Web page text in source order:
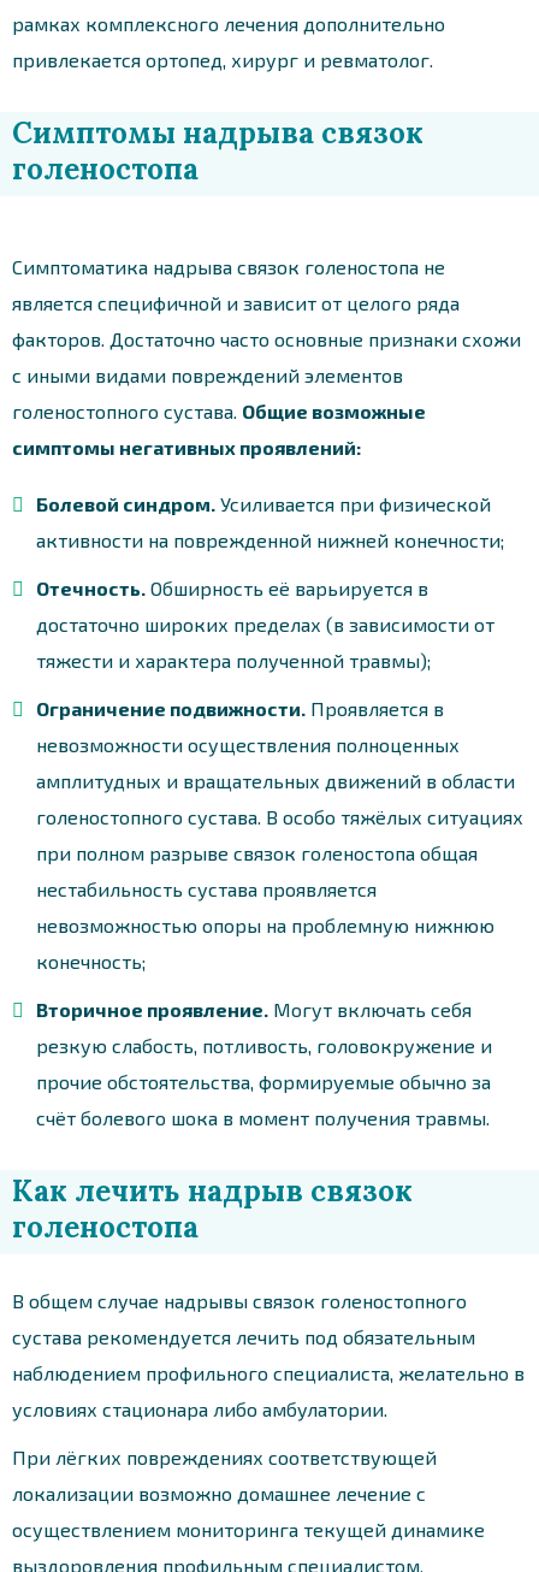
рамках комплексного лечения дополнительно
привлекается ортопед, хирург и ревматолог.
Симптомы надрыва связок
голеностопа
Симптоматика надрыва связок голеностопа не
является специфичной и зависит от целого ряда
факторов. Достаточно часто основные признаки схожи
с иными видами повреждений элементов
голеностопного сустава. Общие возможные
симптомы негативных проявлений:
Болевой синдром. Усиливается при физической
активности на поврежденной нижней конечности;
Отечность. Обширность её варьируется в
достаточно широких пределах (в зависимости от
тяжести и характера полученной травмы);
Ограничение подвижности. Проявляется в
невозможности осуществления полноценных
амплитудных и вращательных движений в области
голеностопного сустава. В особо тяжёлых ситуациях
при полном разрыве связок голеностопа общая
нестабильность сустава проявляется
невозможностью опоры на проблемную нижнюю
конечность;
Вторичное проявление. Могут включать себя
резкую слабость, потливость, головокружение и
прочие обстоятельства, формируемые обычно за
счёт болевого шока в момент получения травмы.
Как лечить надрыв связок
голеностопа
В общем случае надрывы связок голеностопного
сустава рекомендуется лечить под обязательным
наблюдением профильного специалиста, желательно в
условиях стационара либо амбулатории.
При лёгких повреждениях соответствующей
локализации возможно домашнее лечение с
осуществлением мониторинга текущей динамике
выздоровления профильным специалистом.